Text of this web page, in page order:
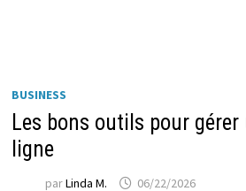
BUSINESS
Les bons outils pour gérer
ligne
parLinda M. 06/22/2026